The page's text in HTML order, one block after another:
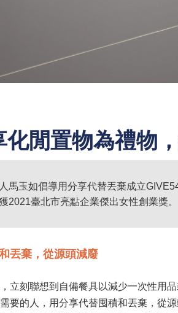
化閒置物為禮物
馬玉如倡導用分享代替丟棄成立
2021臺北市亮點企業傑出女性創業獎。
丟棄，從源頭減廢
立刻聯想到自備餐具以減少一次性用
要的人，用分享代替囤積和丟棄，從